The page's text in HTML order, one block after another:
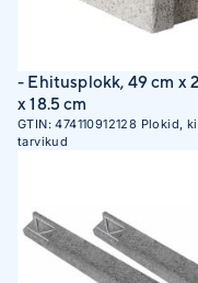
- Ehitusplokk, 49 cm x
x 18.5 cm
GTIN:474110912128 Plokid,
tarvikud